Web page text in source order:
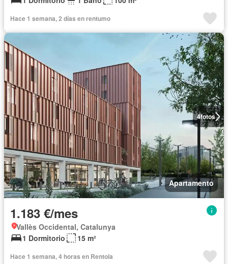
Hace 1 semana, 2 días en rentumo
4fotos
Apartamento
1.183 €/mes
Vallès Occidental, Catalunya
1 Dormitorio
15 m²
Hace 1 semana, 4 horas en Rentola